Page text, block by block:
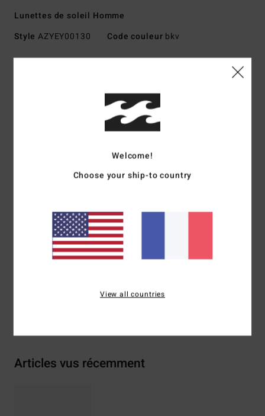
Lunettes de soleil Homme
Style AZYEY00130 Code couleur bkv
Monture injectée en grilamid
Charnières résistantes à la corrosion
Verres en polycarbonate résistant aux chocs
Protection anti-UV 100%
Disponible en version Wildlife Polarized
Composition73 % nylon, 23 % polycarbonate, 2 % métal,
2 % alliage de zinc
Articles vus récemment
Welcome!
Choose your ship-to country
View all countries